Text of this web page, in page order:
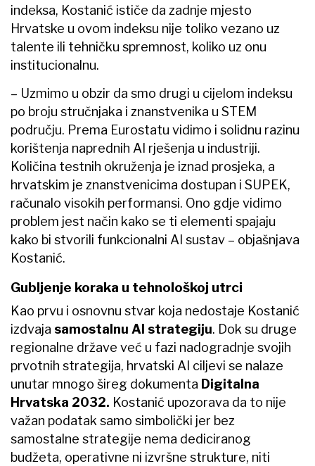
indeksa, Kostanić ističe da zadnje mjesto
Hrvatske u ovom indeksu nije toliko vezano uz
talente ili tehničku spremnost, koliko uz onu
institucionalnu.
– Uzmimo u obzir da smo drugi u cijelom indeksu
po broju stručnjaka i znanstvenika u STEM
području. Prema Eurostatu vidimo i solidnu razinu
korištenja naprednih AI rješenja u industriji.
Količina testnih okruženja je iznad prosjeka, a
hrvatskim je znanstvenicima dostupan i SUPEK,
računalo visokih performansi. Ono gdje vidimo
problem jest način kako se ti elementi spajaju
kako bi stvorili funkcionalni AI sustav – objašnjava
Kostanić.
Gubljenje koraka u tehnološkoj utrci
Kao prvu i osnovnu stvar koja nedostaje Kostanić
izdvaja samostalnu AI strategiju. Dok su druge
regionalne države već u fazi nadogradnje svojih
prvotnih strategija, hrvatski AI ciljevi se nalaze
unutar mnogo šireg dokumenta Digitalna
Hrvatska 2032. Kostanić upozorava da to nije
važan podatak samo simbolički jer bez
samostalne strategije nema dediciranog
budžeta, operativne ni izvršne strukture, niti